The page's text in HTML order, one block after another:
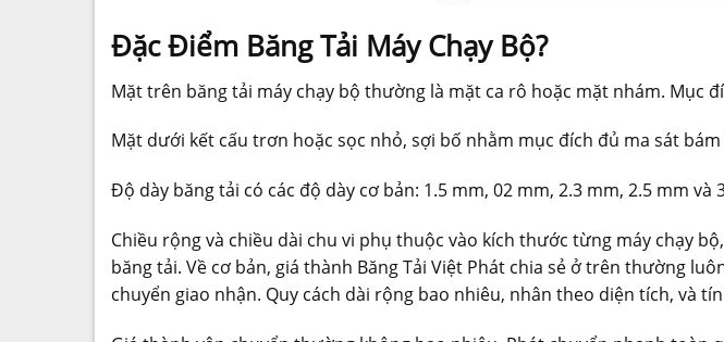
Đặc Điểm Băng Tải Máy Chạy Bộ?
Mặt trên băng tải máy chạy bộ thường là mặt ca rô hoặc mặt nhám. Mục
Mặt dưới kết cấu trơn hoặc sọc nhỏ, sợi bố nhằm mục đích đủ ma sát
Độ dày băng tải có các độ dày cơ bản: 1.5 mm, 02 mm, 2.3 mm, 2.5 mm
Chiều rộng và chiều dài chu vi phụ thuộc vào kích thước từng máy chạy
băng tải. Về cơ bản, giá thành Băng Tải Việt Phát chia sẻ ở trên thường
chuyển giao nhận. Quy cách dài rộng bao nhiêu, nhân theo diện tích, và